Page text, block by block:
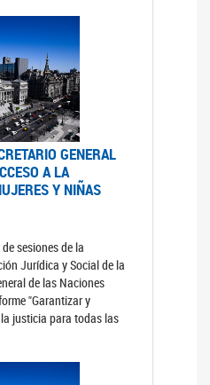
GENERAL
A LA
Y NIÑAS
sesiones de la
Jurídica y Social de la
de las Naciones
"Garantizar y
justicia para todas las